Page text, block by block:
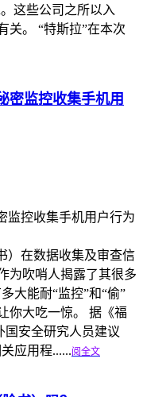
这些公司之所以入
关。 “特斯拉”在本次
密监控收集手机用
）在数据收集及审查信
为吹哨人揭露了其很多
大能耐“监控”和“偷”
你大吃一惊。 据《福
国安全研究人员建议
应用程......阅全文